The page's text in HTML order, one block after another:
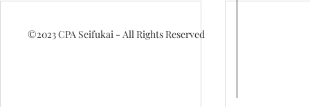
©2023CPA Seifukai - All Rights Reserved